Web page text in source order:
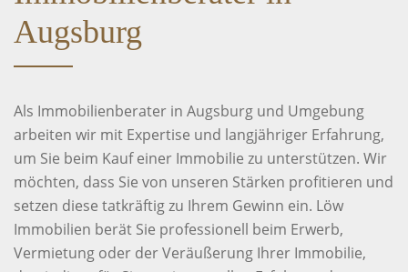
Augsburg
Als Immobilienberater in Augsburg und Umgebung
arbeiten wir mit Expertise und langjähriger Erfahrung,
um Sie beim Kauf einer Immobilie zu unterstützen. Wir
möchten, dass Sie von unseren Stärken profitieren und
setzen diese tatkräftig zu Ihrem Gewinn ein. Löw
Immobilien berät Sie professionell beim Erwerb,
Vermietung oder der Veräußerung Ihrer Immobilie,